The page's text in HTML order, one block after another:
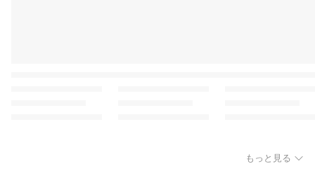
もっと見る